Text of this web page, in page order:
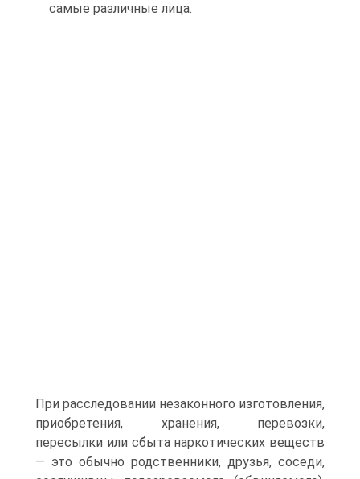
самые различные лица.
При расследовании незаконного изготовления,
приобретения, хранения, перевозки,
пересылки или сбыта наркотических веществ
— это обычно родственники, друзья, соседи,